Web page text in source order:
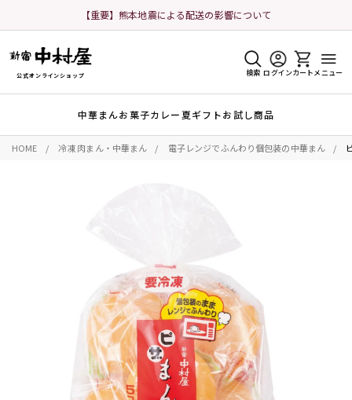
【重要】熊本地震による配送の影響について
公式オンラインショップ 検索 ログインカート メニュー
中華まんお菓子カレー夏ギフトお試し商品
HOME 冷凍 肉まん・中華まん 電子レンジでふんわり個包装の中華まん